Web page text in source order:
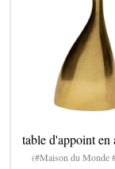
table d'appoint
(#Maison du Monde